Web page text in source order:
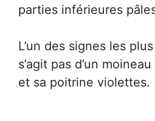
parties inférieures
L’un des signes les
s’agit pas d’un
et sa poitrine violettes.